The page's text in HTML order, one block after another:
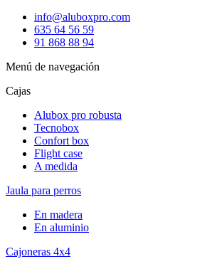
info@aluboxpro.com
635 64 56 59
91 868 88 94
Menú de navegación
Cajas
Alubox pro robusta
Tecnobox
Confort box
Flight case
A medida
Jaula para perros
En madera
En aluminio
Cajoneras 4x4